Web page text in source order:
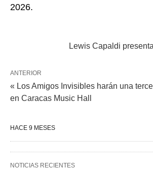
2026.
Lewis Capaldi
ANTERIOR
« Los Amigos Invisibles harán una
en Caracas Music Hall
HACE 9 MESES
NOTICIAS RECIENTES